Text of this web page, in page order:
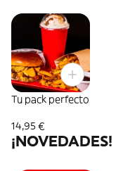
Tu pack perfecto
14,95 €
¡NOVEDADES!